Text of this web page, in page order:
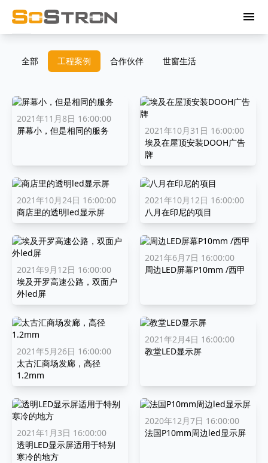
menu
全部 工程案例 合作伙伴 世窗生活
2021年11月8日 16:00:00
屏幕小，但是相同的服务
2021年10月31日 16:00:00
埃及在屋顶安装DOOH广告
牌
2021年10月24日 16:00:00
商店里的透明led显示屏
2021年10月12日 16:00:00
八月在印尼的项目
2021年9月12日 16:00:00
埃及开罗高速公路，双面户
外led屏
2021年6月7日 16:00:00
周边LED屏幕P10mm /西甲
2021年5月26日 16:00:00
太古汇商场发廊，高径
1.2mm
2021年2月4日 16:00:00
教堂LED显示屏
2021年1月3日 16:00:00
透明LED显示屏适用于特别
寒冷的地方
2020年12月7日 16:00:00
法国P10mm周边led显示屏